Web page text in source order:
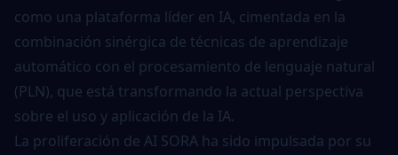
como una plataforma líder en IA, cimentada en la
combinación sinérgica de técnicas de aprendizaje
automático con el procesamiento de lenguaje natural
(PLN), que está transformando la actual perspectiva
sobre el uso y aplicación de la IA.
La proliferación de AI SORA ha sido impulsada por su